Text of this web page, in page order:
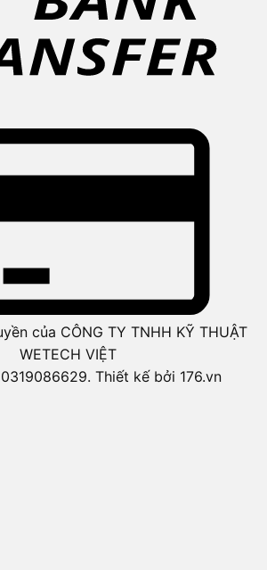
của CÔNG TY TNHH KỸ THUẬT
WETECH VIỆT
Thiết kế bởi 176.vn